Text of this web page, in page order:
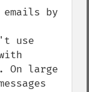
by
use
On large